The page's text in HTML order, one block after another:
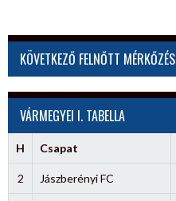
KÖVETKEZŐ FELNŐTT MÉRKŐZÉS
VÁRMEGYEI I. TABELLA
H Csapat
2 Jászberényi FC